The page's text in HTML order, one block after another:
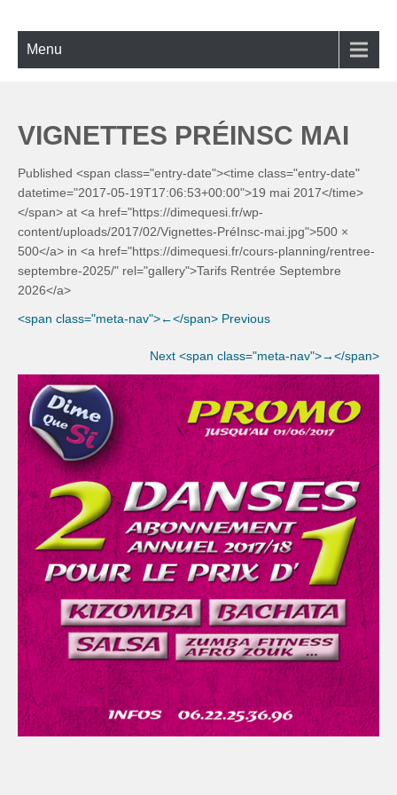
content
ECOLE DE BACHATA, SALSA,
Menu
VIGNETTES PRÉINSC MAI
Published <span class="entry-date"><time class="entry-date"
datetime="2017-05-19T17:06:53+00:00">19 mai 2017</time>
</span> at <a href="https://dimequesi.fr/wp-
content/uploads/2017/02/Vignettes-PréInsc-mai.jpg">500 ×
500</a> in <a href="https://dimequesi.fr/cours-planning/rentree-
septembre-2025/" rel="gallery">Tarifs Rentrée Septembre
2026</a>
<span class="meta-nav">←</span> Previous
Next <span class="meta-nav">→</span>